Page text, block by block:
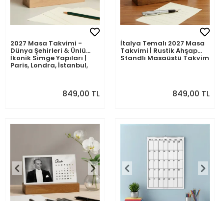
2027 Masa Takvimi -
Dünya Şehirleri & Ünlü
İkonik Simge Yapıları |
Paris, Londra, İstanbul,
849,00 TL
İtalya Temalı 2027 Masa
Takvimi | Rustik Ahşap
Standlı Masaüstü Takvim
849,00 TL